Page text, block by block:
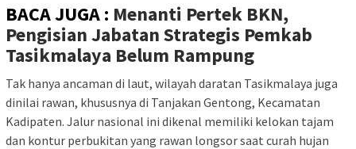
BACA JUGA : Menanti Pertek BKN,
Pengisian Jabatan Strategis Pemkab
Tasikmalaya Belum Rampung
Tak hanya ancaman di laut, wilayah daratan Tasikmalaya juga
dinilai rawan, khususnya di Tanjakan Gentong, Kecamatan
Kadipaten. Jalur nasional ini dikenal memiliki kelokan tajam
dan kontur perbukitan yang rawan longsor saat curah hujan